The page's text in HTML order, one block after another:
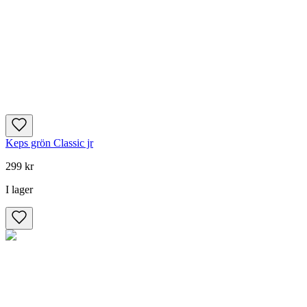
Keps grön Classic jr
299 kr
I lager